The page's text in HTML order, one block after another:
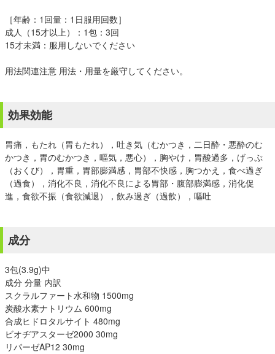
［年齢：1回量：1日服用回数］
成人（15才以上）：1包：3回
15才未満：服用しないでください
用法関連注意 用法・用量を厳守してください。
効果効能
胃痛，もたれ（胃もたれ），吐き気（むかつき，二日酔・悪酔のむ
かつき，胃のむかつき，嘔気，悪心），胸やけ，胃酸過多，げっぷ
（おくび），胃重，胃部膨満感，胃部不快感，胸つかえ，食べ過ぎ
（過食），消化不良，消化不良による胃部・腹部膨満感，消化促
進，食欲不振（食欲減退），飲み過ぎ（過飲），嘔吐
成分
3包(3.9g)中
成分 分量 内訳
スクラルファート水和物 1500mg
炭酸水素ナトリウム 600mg
合成ヒドロタルサイト 480mg
ビオヂアスターゼ2000 30mg
リパーゼAP12 30mg